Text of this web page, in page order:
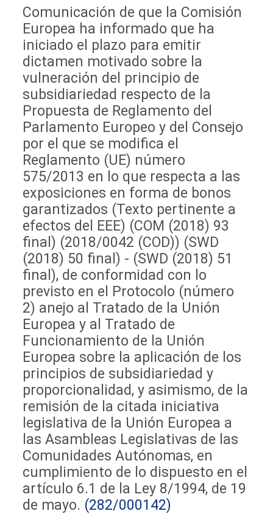
Comunicación de que la Comisión
Europea ha informado que ha
iniciado el plazo para emitir
dictamen motivado sobre la
vulneración del principio de
subsidiariedad respecto de la
Propuesta de Reglamento del
Parlamento Europeo y del Consejo
por el que se modifica el
Reglamento (UE) número
575/2013 en lo que respecta a las
exposiciones en forma de bonos
garantizados (Texto pertinente a
efectos del EEE) (COM (2018) 93
final) (2018/0042 (COD)) (SWD
(2018) 50 final) - (SWD (2018) 51
final), de conformidad con lo
previsto en el Protocolo (número
2) anejo al Tratado de la Unión
Europea y al Tratado de
Funcionamiento de la Unión
Europea sobre la aplicación de los
principios de subsidiariedad y
proporcionalidad, y asimismo, de la
remisión de la citada iniciativa
legislativa de la Unión Europea a
las Asambleas Legislativas de las
Comunidades Autónomas, en
cumplimiento de lo dispuesto en el
artículo 6.1 de la Ley 8/1994, de 19
de mayo. (282/000142)